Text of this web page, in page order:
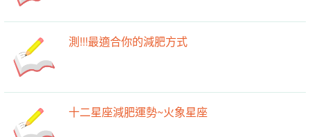
測!!!最適合你的減肥方式
十二星座減肥運勢~火象星座